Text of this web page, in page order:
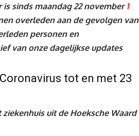
is sinds maandag 22 november1
overleden aan de gevolgen van
personen en
van onze dagelijkse updates
tot en met 23
uit de Hoeksche Waard